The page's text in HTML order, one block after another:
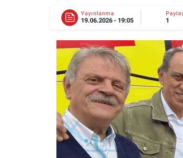
Yayınlanma
19.06.2026 - 19:05 1
TEKNOLOJİ
ESKİŞEHİR NÖBETÇİ ECZANELER
Eskişehir Haber İçerikleri
Eskişehir Hava Durumu
Eskişehir Tramvay Saatleri
Son Dakika Haberleri
Haber Arşivi